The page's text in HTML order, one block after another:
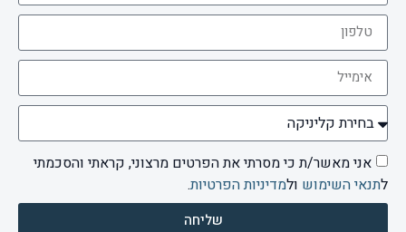
אני מאשר/ת כי מסרתי את הפרטים מרצוני, קראתי והסכמתי
לתנאי השימוש ולמדיניות הפרטיות.
שליחה